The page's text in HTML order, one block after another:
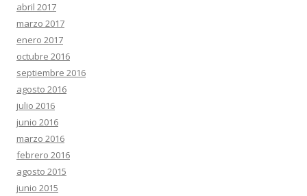
abril 2017
marzo 2017
enero 2017
octubre 2016
septiembre 2016
agosto 2016
julio 2016
junio 2016
marzo 2016
febrero 2016
agosto 2015
junio 2015